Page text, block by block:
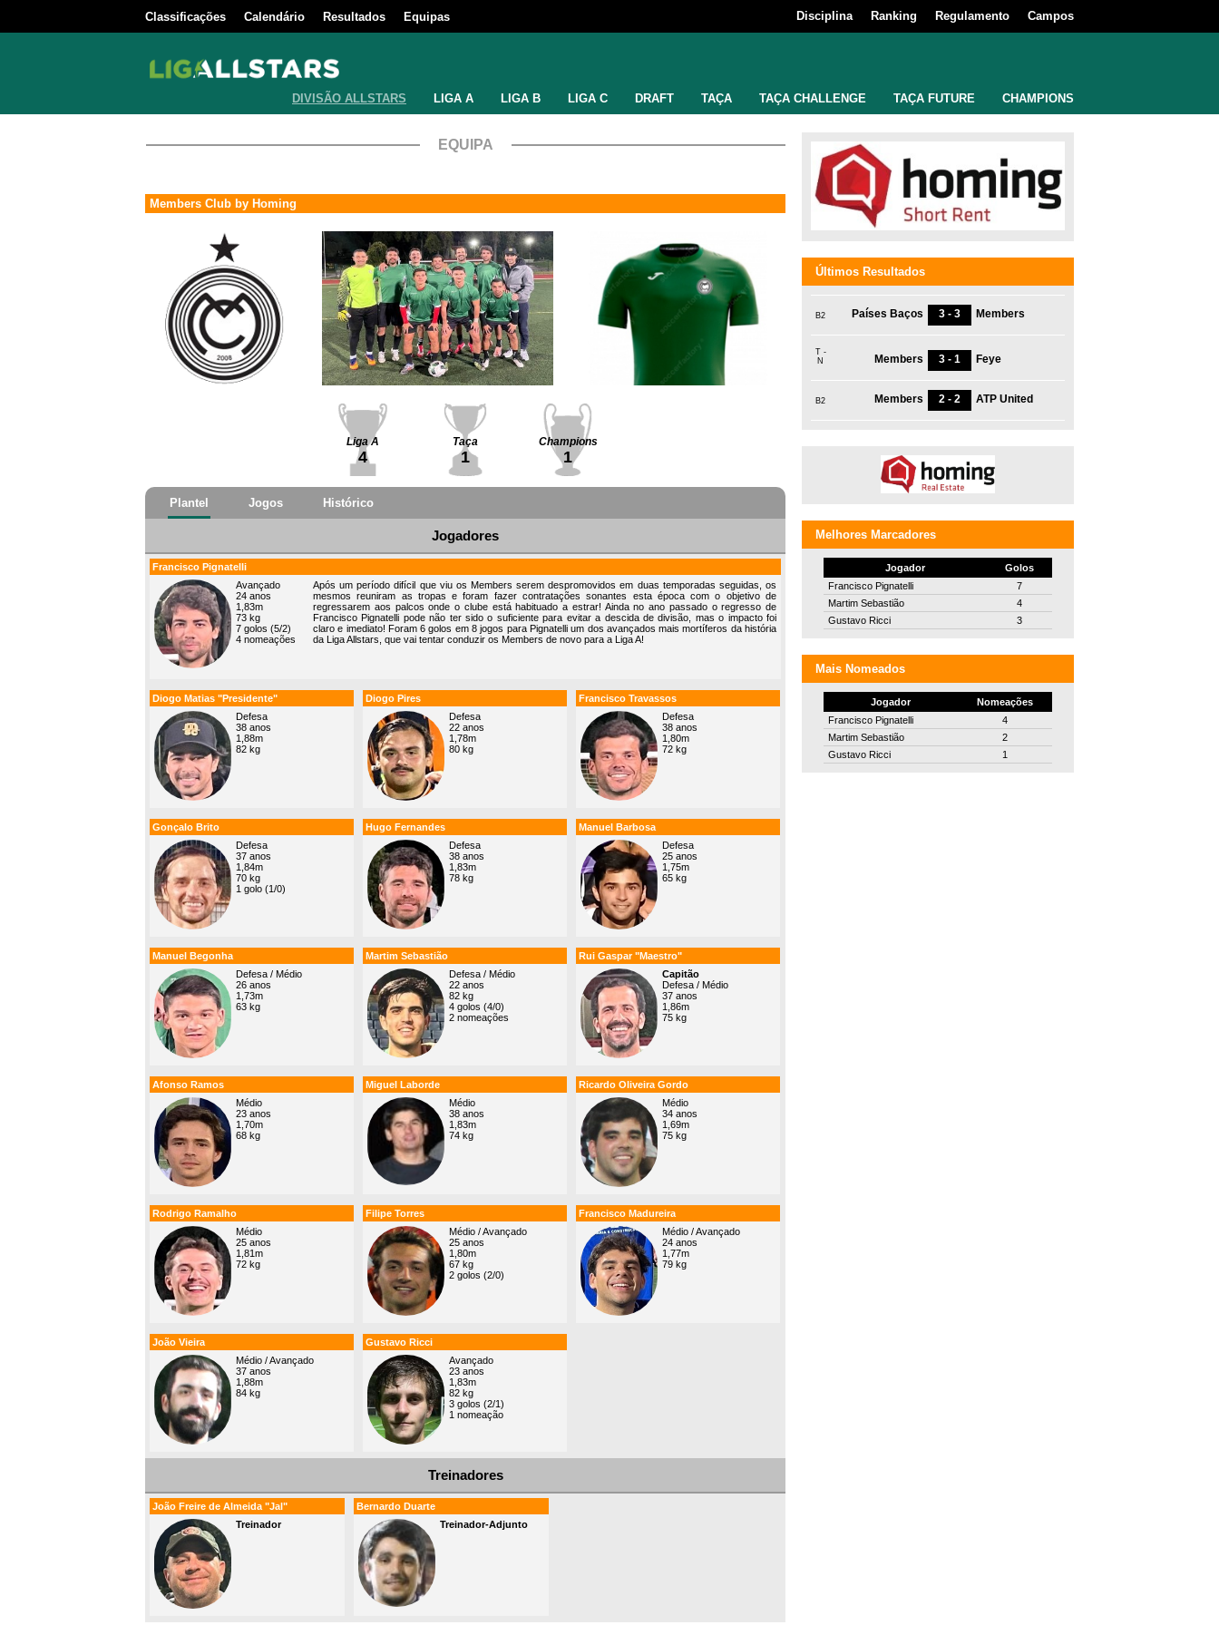
Classificações Calendário Resultados Equipas Disciplina Ranking Regulamento Campos
DIVISÃO ALLSTARS LIGA A LIGA B LIGA C DRAFT TAÇA TAÇA CHALLENGE TAÇA FUTURE CHAMPIONS
EQUIPA
Members Club by Homing
Liga A
4
Taça
1
Champions
1
Plantel Jogos Histórico
Jogadores
Francisco Pignatelli
Avançado
24 anos
1,83m
73 kg
7 golos (5/2)
4 nomeações
Após um período difícil que viu os Members serem despromovidos em duas temporadas seguidas, os
mesmos reuniram as tropas e foram fazer contratações sonantes esta época com o objetivo de
regressarem aos palcos onde o clube está habituado a estrar! Ainda no ano passado o regresso de
Francisco Pignatelli pode não ter sido o suficiente para evitar a descida de divisão, mas o impacto foi
claro e imediato! Foram 6 golos em 8 jogos para Pignatelli um dos avançados mais mortíferos da história
da Liga Allstars, que vai tentar conduzir os Members de novo para a Liga A!
Diogo Matias "Presidente"
Defesa
38 anos
1,88m
82 kg
Diogo Pires
Defesa
22 anos
1,78m
80 kg
Francisco Travassos
Defesa
38 anos
1,80m
72 kg
Gonçalo Brito
Defesa
37 anos
1,84m
70 kg
1 golo (1/0)
Hugo Fernandes
Defesa
38 anos
1,83m
78 kg
Manuel Barbosa
Defesa
25 anos
1,75m
65 kg
Manuel Begonha
Defesa / Médio
26 anos
1,73m
63 kg
Martim Sebastião
Defesa / Médio
22 anos
82 kg
4 golos (4/0)
2 nomeações
Rui Gaspar "Maestro"
Capitão
Defesa / Médio
37 anos
1,86m
75 kg
Afonso Ramos
Médio
23 anos
1,70m
68 kg
Miguel Laborde
Médio
38 anos
1,83m
74 kg
Ricardo Oliveira Gordo
Médio
34 anos
1,69m
75 kg
Rodrigo Ramalho
Médio
25 anos
1,81m
72 kg
Filipe Torres
Médio / Avançado
25 anos
1,80m
67 kg
2 golos (2/0)
Francisco Madureira
Médio / Avançado
24 anos
1,77m
79 kg
João Vieira
Médio / Avançado
37 anos
1,88m
84 kg
Gustavo Ricci
Avançado
23 anos
1,83m
82 kg
3 golos (2/1)
1 nomeação
Treinadores
João Freire de Almeida "Jal"
Treinador
Bernardo Duarte
Treinador-Adjunto
Últimos Resultados
B2 Países Baços 3 - 3 Members
T -
N
Members 3 - 1 Feye
B2 Members 2 - 2 ATP United
Melhores Marcadores
Jogador
Golos
Francisco Pignatelli
7
Martim Sebastião
4
Gustavo Ricci
3
Mais Nomeados
Jogador
Nomeações
Francisco Pignatelli
4
Martim Sebastião
2
Gustavo Ricci
1